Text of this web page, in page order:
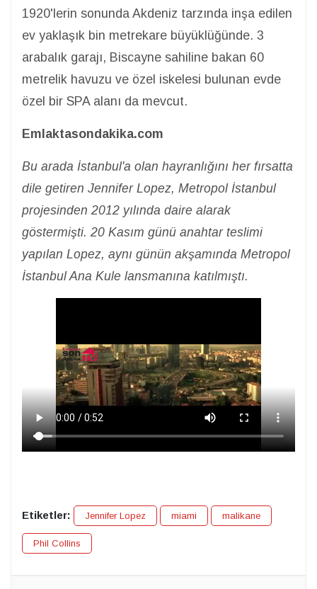
1920'lerin sonunda Akdeniz tarzında inşa edilen
ev yaklaşık bin metrekare büyüklüğünde. 3
arabalık garajı, Biscayne sahiline bakan 60
metrelik havuzu ve özel iskelesi bulunan evde
özel bir SPA alanı da mevcut.
Emlaktasondakika.com
Bu arada İstanbul'a olan hayranlığını her fırsatta
dile getiren Jennifer Lopez, Metropol İstanbul
projesinden 2012 yılında daire alarak
göstermişti. 20 Kasım günü anahtar teslimi
yapılan Lopez, aynı günün akşamında Metropol
İstanbul Ana Kule lansmanına katılmıştı.
Etiketler: Jennifer Lopez miami malikane
Phil Collins